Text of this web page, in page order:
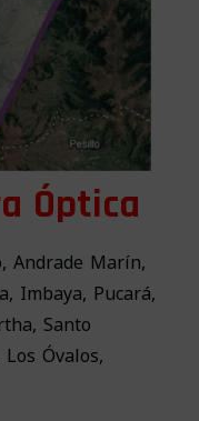
Óptica
Andrade Marín,
Imbaya, Pucará,
Santo
Óvalos,